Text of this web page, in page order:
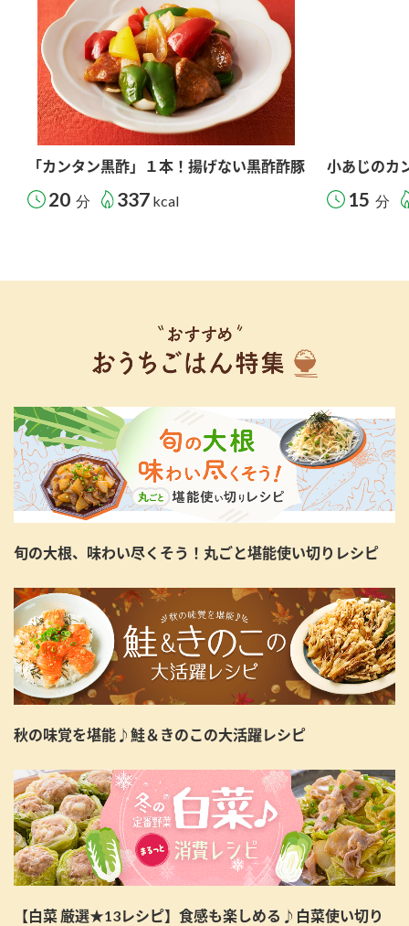
「カンタン黒酢」１本！揚げない黒酢酢豚
20 分 337 kcal
小あじのカ
15 分
旬の大根、味わい尽くそう！丸ごと堪能使い切りレシピ
秋の味覚を堪能♪鮭＆きのこの大活躍レシピ
【白菜 厳選★13レシピ】食感も楽しめる♪白菜使い切り